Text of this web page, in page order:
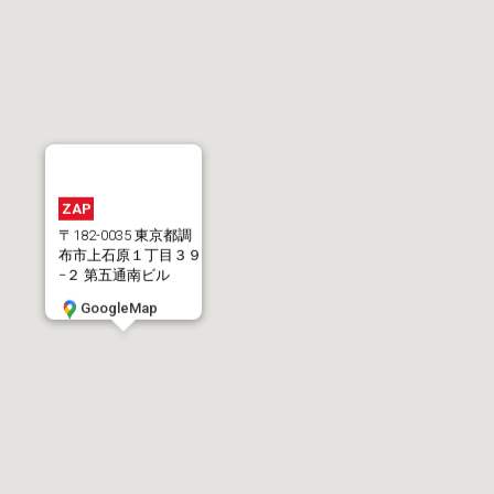
ZAP
〒182-0035 東京都調
布市上石原１丁目３９
−２ 第五通南ビル
GoogleMap